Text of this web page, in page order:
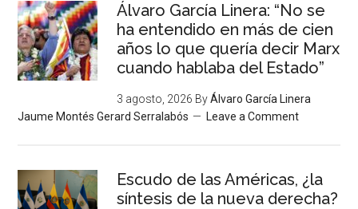
Álvaro García Linera: “No se
ha entendido en más de cien
años lo que quería decir Marx
cuando hablaba del Estado”
3 agosto, 2026 ByÁlvaro García Linera
Jaume Montés Gerard Serralabós
Leave a Comment
Escudo de las Américas, ¿la
síntesis de la nueva derecha?